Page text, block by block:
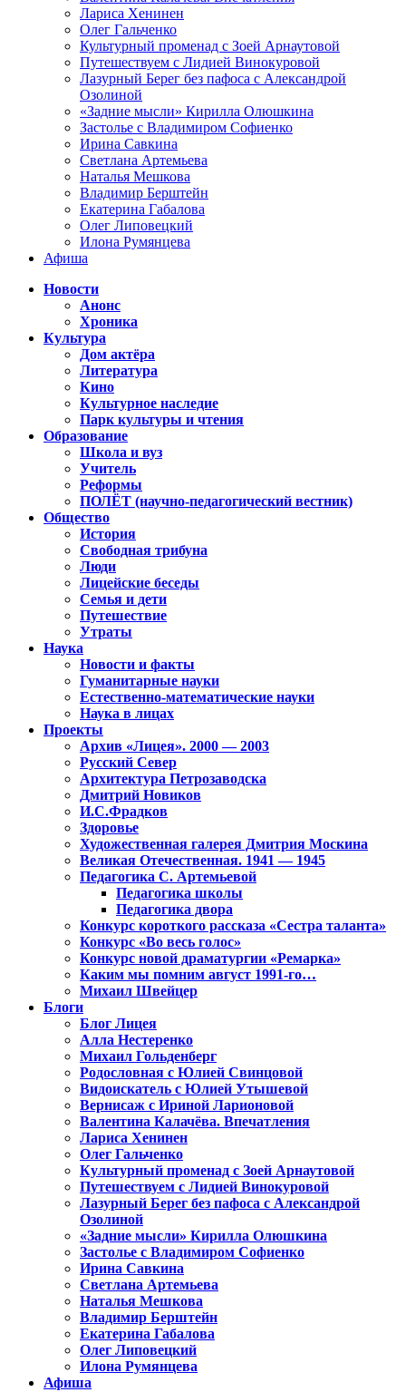
Лариса Хенинен
Олег Гальченко
Культурный променад с Зоей Арнаутовой
Путешествуем с Лидией Винокуровой
Лазурный Берег без пафоса с Александрой
Озолиной
«Задние мысли» Кирилла Олюшкина
Застолье с Владимиром Софиенко
Ирина Савкина
Светлана Артемьева
Наталья Мешкова
Владимир Берштейн
Екатерина Габалова
Олег Липовецкий
Илона Румянцева
Афиша
Новости
Анонс
Хроника
Культура
Дом актёра
Литература
Кино
Культурное наследие
Парк культуры и чтения
Образование
Школа и вуз
Учитель
Реформы
ПОЛЁТ (научно-педагогический вестник)
Общество
История
Свободная трибуна
Люди
Лицейские беседы
Семья и дети
Путешествие
Утраты
Наука
Новости и факты
Гуманитарные науки
Естественно-математические науки
Наука в лицах
Проекты
Архив «Лицея». 2000 — 2003
Русский Север
Архитектура Петрозаводска
Дмитрий Новиков
И.С.Фрадков
Здоровье
Художественная галерея Дмитрия Москина
Великая Отечественная. 1941 — 1945
Педагогика С. Артемьевой
Педагогика школы
Педагогика двора
Конкурс короткого рассказа «Сестра таланта»
Конкурс «Во весь голос»
Конкурс новой драматургии «Ремарка»
Каким мы помним август 1991-го…
Михаил Швейцер
Блоги
Блог Лицея
Алла Нестеренко
Михаил Гольденберг
Родословная с Юлией Свинцовой
Видоискатель с Юлией Утышевой
Вернисаж с Ириной Ларионовой
Валентина Калачёва. Впечатления
Лариса Хенинен
Олег Гальченко
Культурный променад с Зоей Арнаутовой
Путешествуем с Лидией Винокуровой
Лазурный Берег без пафоса с Александрой
Озолиной
«Задние мысли» Кирилла Олюшкина
Застолье с Владимиром Софиенко
Ирина Савкина
Светлана Артемьева
Наталья Мешкова
Владимир Берштейн
Екатерина Габалова
Олег Липовецкий
Илона Румянцева
Афиша